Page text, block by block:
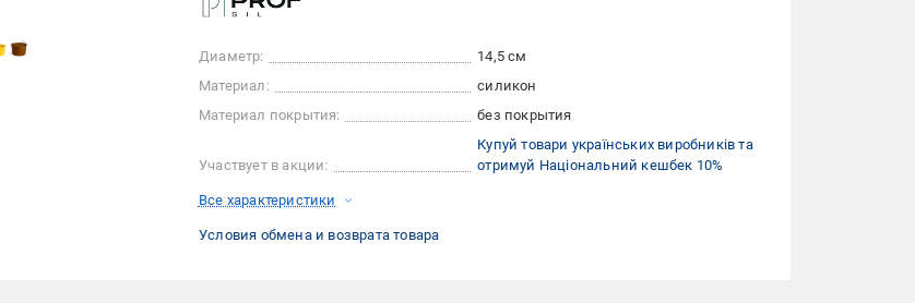
Диаметр:
14,5 см
Материал:
силикон
Материал покрытия:
без покрытия
Участвует в акции:
Купуй товари українських виробників та
отримуй Національний кешбек 10%
Все характеристики
Условия обмена и возврата товара